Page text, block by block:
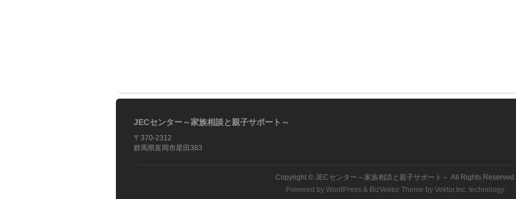
JECセンター～家族相談と親子サポート～
〒370-2312
群馬県富岡市星田383
Copyright © JECセンター～家族相談と親子サポート～ All Rights Reserved.
Powered by WordPress& BizVektor Theme by Vektor,Inc. technology.